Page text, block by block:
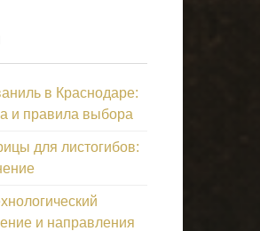
в Краснодаре:
и правила выбора
для листогибов:
и направления